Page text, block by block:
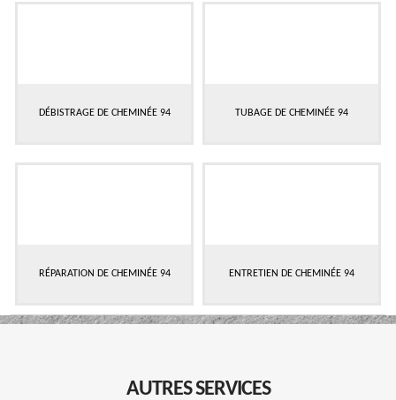
DÉBISTRAGE DE CHEMINÉE 94 TUBAGE DE CHEMINÉE 94
RÉPARATION DE CHEMINÉE 94 ENTRETIEN DE CHEMINÉE 94
AUTRES SERVICES